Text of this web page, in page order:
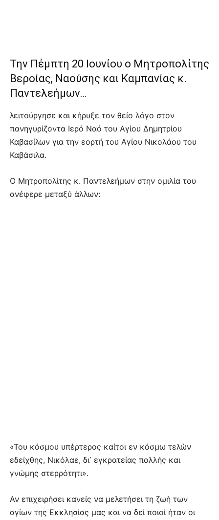
Την Πέμπτη 20 Ιουνίου o Μητροπολίτης
Βεροίας, Ναούσης και Καμπανίας κ.
Παντελεήμων…
λειτούργησε και κήρυξε τον θείο λόγο στον
πανηγυρίζοντα Ιερό Ναό του Αγίου Δημητρίου
Καβασίλων για την εορτή του Αγίου Νικολάου του
Καβάσιλα.
Ο Μητροπολίτης κ. Παντελεήμων στην ομιλία του
ανέφερε μεταξύ άλλων:
«Του κόσμου υπέρτερος καίτοι εν κόσμω τελών
εδείχθης, Νικόλαε, δι᾽ εγκρατείας πολλής και
γνώμης στερ­ρότητι».
Αν επιχειρήσει κανείς να μελετή­σει τη ζωή των
αγίων της Εκκλη­σίας μας και να δεί ποιοί ήταν οι